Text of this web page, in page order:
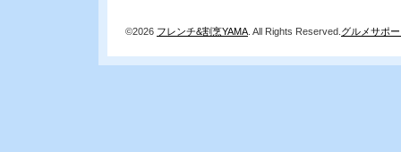
©2026 フレンチ&割烹YAMA . All Rights Reserved. グルメサポ